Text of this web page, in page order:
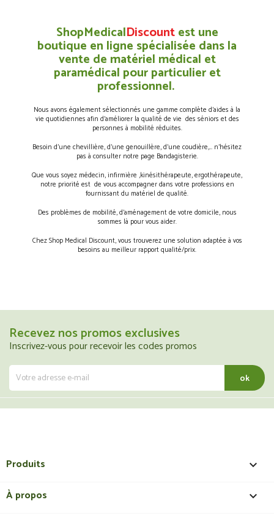
ShopMedicalDiscountest une
boutique en ligne spécialisée dans la
vente de matériel médical et
paramédical pour particulier et
professionnel.
Nous avons également sélectionnés une gamme complète d’aides à la
vie quotidiennes afin d’améliorer la qualité de vie des séniors et des
personnes à mobilité réduites.
Besoin d’une chevillière, d’une genouillère, d’une coudière,… n’hésitez
pas à consulter notre page Bandagisterie.
Que vous soyez médecin, infirmière ,kinésithérapeute, ergothérapeute,
notre priorité est de vous accompagner dans votre professions en
fournissant du matériel de qualité.
Des problèmes de mobilité, d’aménagement de votre domicile, nous
sommes là pour vous aider.
Chez Shop Medical Discount, vous trouverez une solution adaptée à vos
besoins au meilleur rapport qualité/prix.
Recevez nos promos exclusives
Inscrivez-vous pour recevoir les codes promos
Produits 
À propos 